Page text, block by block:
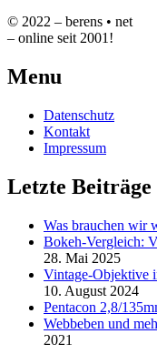
© 2022 – berens • net
– online seit 2001!
Menu
Datenschutz
Kontakt
Impressum
Letzte Beiträge
Was brauchen wir
Bokeh-Vergleich:
28. Mai 2025
Vintage-Objektive
10. August 2024
Pentacon 2,8/
Webbeben und
2021